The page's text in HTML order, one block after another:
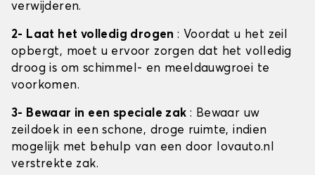
verwijderen.
2- Laat het volledig drogen: Voordat u het zeil
opbergt, moet u ervoor zorgen dat het volledig
droog is om schimmel- en meeldauwgroei te
voorkomen.
3- Bewaar in een speciale zak : Bewaar uw
zeildoek in een schone, droge ruimte, indien
mogelijk met behulp van een door lovauto.nl
verstrekte zak.